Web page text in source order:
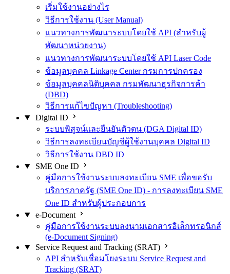
เริ่มใช้งานอย่างไร
วิธีการใช้งาน (User Manual)
แนวทางการพัฒนาระบบโดยใช้ API (สำหรับผู้
พัฒนาหน่วยงาน)
แนวทางการพัฒนาระบบโดยใช้ API Laser Code
ข้อมูลบุคคล Linkage Center กรมการปกครอง
ข้อมูลบุคคลนิติบุคคล กรมพัฒนาธุรกิจการค้า
(DBD)
วิธีการแก้ไขปัญหา (Troubleshooting)
Digital ID
ระบบพิสูจน์และยืนยันตัวตน (DGA Digital ID)
วิธีการลงทะเบียนบัญชีผู้ใช้งานบุคคล Digital ID
วิธีการใช้งาน DBD ID
SME One ID
คู่มือการใช้งานระบบลงทะเบียน SME เพื่อขอรับ
บริการภาครัฐ (SME One ID) - การลงทะเบียน SME
One ID สำหรับผู้ประกอบการ
e-Document
คู่มือการใช้งานระบบลงนามเอกสารอิเล็กทรอนิกส์
(e-Document Signing)
Service Request and Tracking (SRAT)
API สำหรับเชื่อมโยงระบบ Service Request and
Tracking (SRAT)